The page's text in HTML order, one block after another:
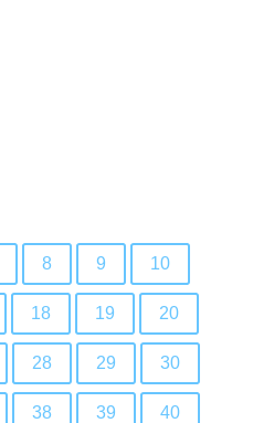
8 9 10
18 19 20
28 29 30
38 39 40